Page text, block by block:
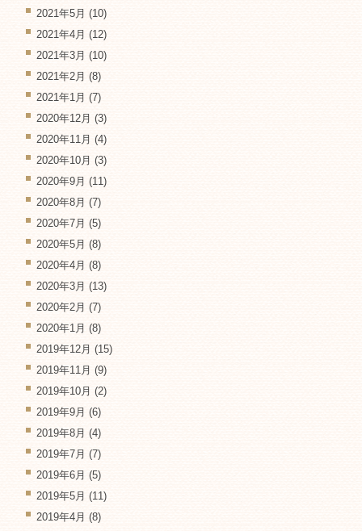
2021年5月 (10)
2021年4月 (12)
2021年3月 (10)
2021年2月 (8)
2021年1月 (7)
2020年12月 (3)
2020年11月 (4)
2020年10月 (3)
2020年9月 (11)
2020年8月 (7)
2020年7月 (5)
2020年5月 (8)
2020年4月 (8)
2020年3月 (13)
2020年2月 (7)
2020年1月 (8)
2019年12月 (15)
2019年11月 (9)
2019年10月 (2)
2019年9月 (6)
2019年8月 (4)
2019年7月 (7)
2019年6月 (5)
2019年5月 (11)
2019年4月 (8)